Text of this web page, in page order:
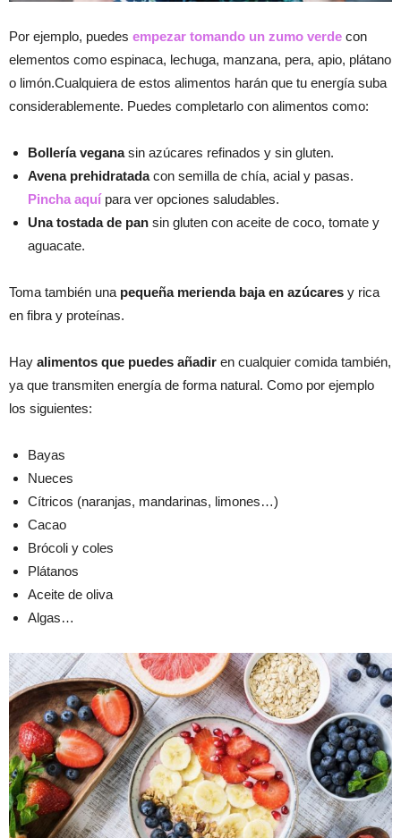
Por ejemplo, puedes empezar tomando un zumo verde con
elementos como espinaca, lechuga, manzana, pera, apio, plátano
o limón.Cualquiera de estos alimentos harán que tu energía suba
considerablemente. Puedes completarlo con alimentos como:
Bollería veganasin azúcares refinados y sin gluten.
Avena prehidratadacon semilla de chía, acial y pasas.
Pincha aquípara ver opciones saludables.
Una tostada de pan sin gluten con aceite de coco, tomate y
aguacate.
Toma también una pequeña merienda baja en azúcares y rica
en fibra y proteínas.
Hay alimentos que puedes añadir en cualquier comida también,
ya que transmiten energía de forma natural. Como por ejemplo
los siguientes:
Bayas
Nueces
Cítricos (naranjas, mandarinas, limones…)
Cacao
Brócoli y coles
Plátanos
Aceite de oliva
Algas…